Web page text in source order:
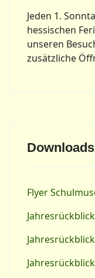
Jeden 1.
hessischen
unseren
zusätzliche
Downloads
Flyer